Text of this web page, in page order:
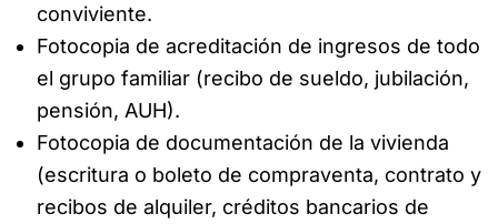
conviviente.
Fotocopia de acreditación de ingresos de todo
el grupo familiar (recibo de sueldo, jubilación,
pensión, AUH).
Fotocopia de documentación de la vivienda
(escritura o boleto de compraventa, contrato y
recibos de alquiler, créditos bancarios de